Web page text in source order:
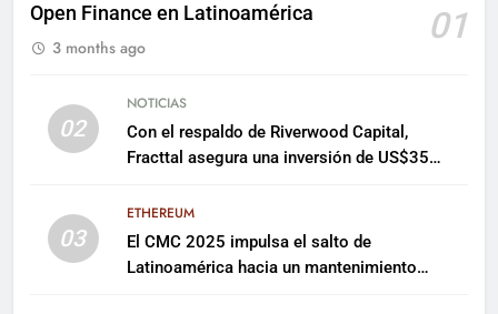
Open Finance en Latinoamérica
01
3 months ago
02
NOTICIAS
Con el respaldo de Riverwood Capital,
Fracttal asegura una inversión de US$35
03
ETHEREUM
El CMC 2025 impulsa el salto de
Latinoamérica hacia un mantenimiento